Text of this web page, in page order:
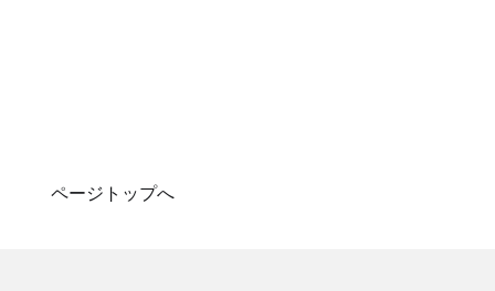
ページトップへ